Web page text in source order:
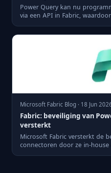
Power Query kan nu
via een API in Fabric,
Microsoft Fabric Blog · 18 Jun
Fabric: beveiliging van
versterkt
Microsoft Fabric versterkt de
connectoren door ze in-